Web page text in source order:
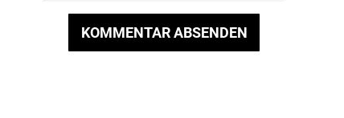
KOMMENTAR ABSENDEN